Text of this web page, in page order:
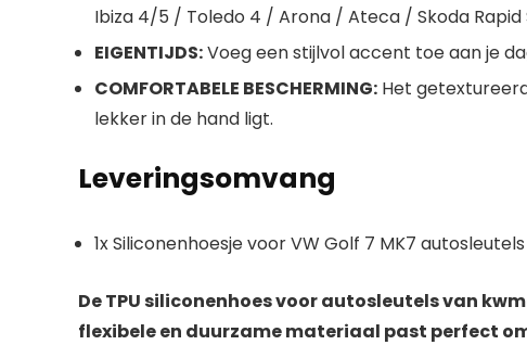
Ibiza 4/5 / Toledo 4 / Arona / Ateca / Skoda
EIGENTIJDS:Voeg een stijlvol accent toe aan je
COMFORTABELE BESCHERMING: Het
lekker in de hand ligt.
Leveringsomvang
1x Siliconenhoesje voor VW Golf 7 MK7 autosleutels
De TPU siliconenhoes voor autosleutels van
flexibele en duurzame materiaal past perfect